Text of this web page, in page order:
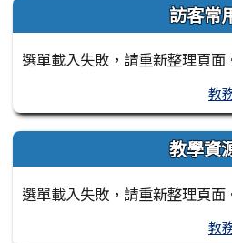
訪客常
選單載入失敗，請重新整理頁面
教
教學資
選單載入失敗，請重新整理頁面
教